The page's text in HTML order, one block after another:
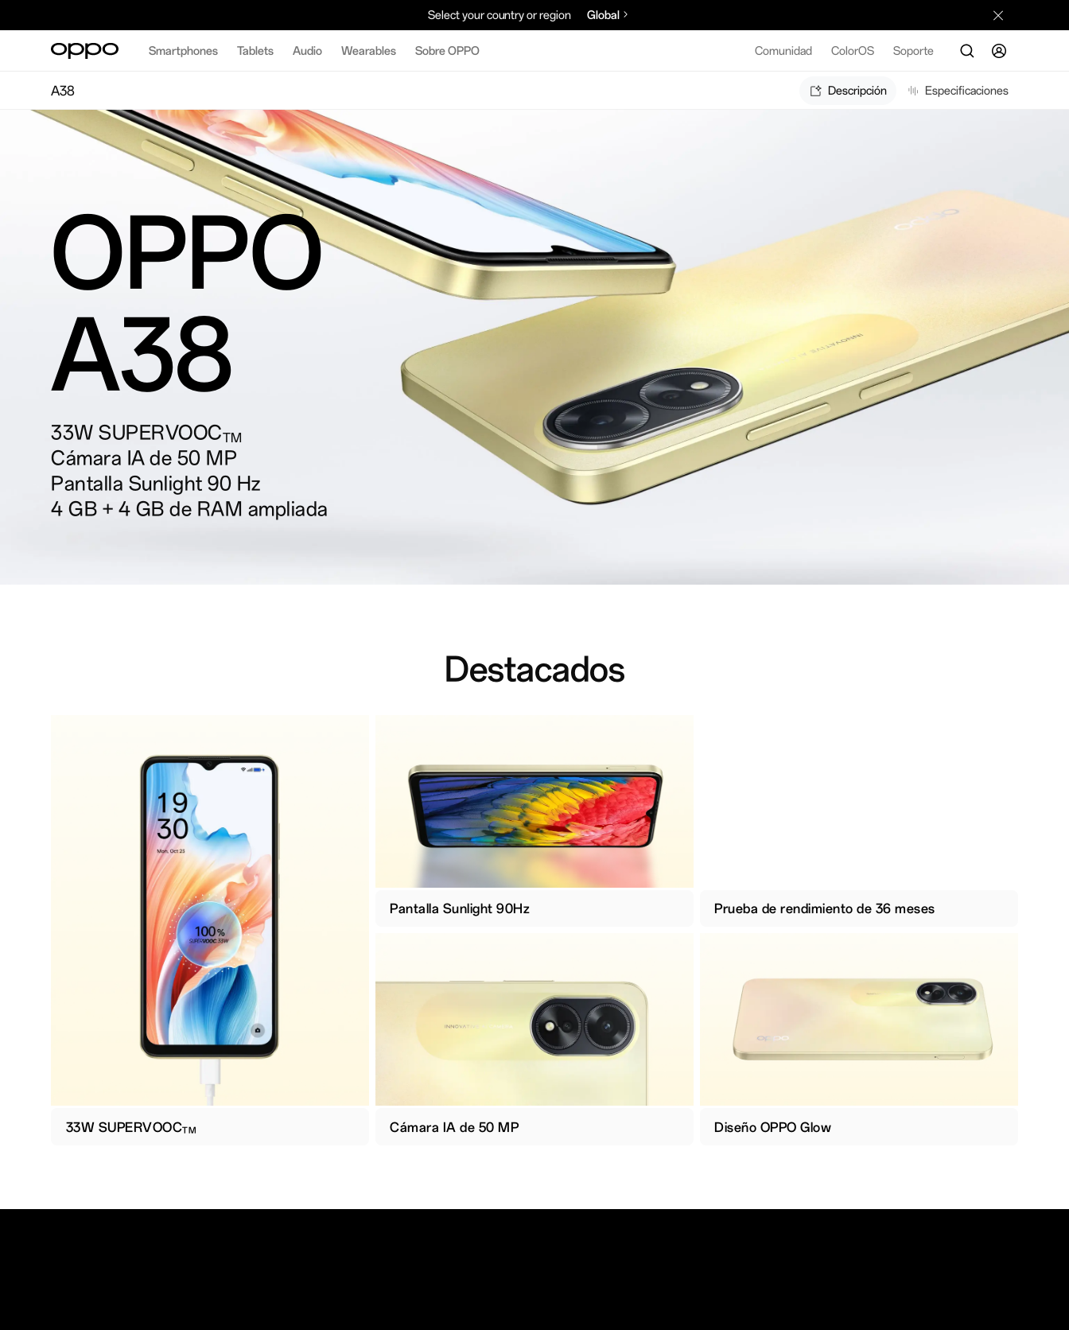
Select your country or region Global
Smartphones Tablets Audio Wearables Sobre OPPO Comunidad ColorOS Soporte
A38 Descripción Especificaciones
OPPO
A38
33W SUPERVOOCTM
Cámara IA de 50 MP
Pantalla Sunlight 90 Hz
4 GB + 4 GB de RAM ampliada
Destacados
33W SUPERVOOCTM
Pantalla Sunlight 90Hz Prueba de rendimiento de 36 meses
Cámara IA de 50 MP Diseño OPPO Glow